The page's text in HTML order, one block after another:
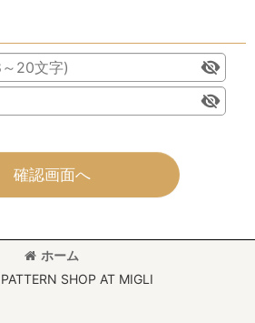
確認画面へ
ホーム
SHOP AT MIGLI